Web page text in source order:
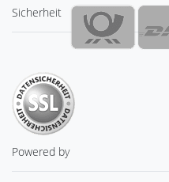
Sicherheit
Powered by